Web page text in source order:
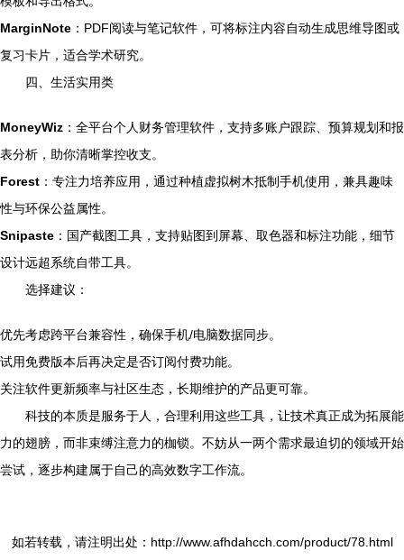
MarginNote ：PDF阅读与笔记软件，可将标注内容自动生成思维导图或
复习卡片，适合学术研究。
四、生活实用类
MoneyWiz ：全平台个人财务管理软件，支持多账户跟踪、预算规划和报
表分析，助你清晰掌控收支。
Forest ：专注力培养应用，通过种植虚拟树木抵制手机使用，兼具趣味
性与环保公益属性。
Snipaste ：国产截图工具，支持贴图到屏幕、取色器和标注功能，细节
设计远超系统自带工具。
选择建议：
优先考虑跨平台兼容性，确保手机/电脑数据同步。
试用免费版本后再决定是否订阅付费功能。
关注软件更新频率与社区生态，长期维护的产品更可靠。
科技的本质是服务于人，合理利用这些工具，让技术真正成为拓展能
力的翅膀，而非束缚注意力的枷锁。不妨从一两个需求最迫切的领域开始
尝试，逐步构建属于自己的高效数字工作流。
如若转载，请注明出处：http://www.afhdahcch.com/product/78.html